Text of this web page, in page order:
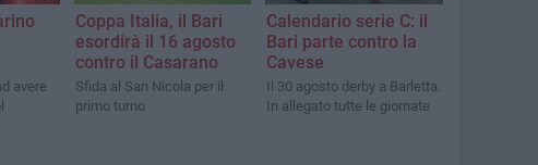
avere
Coppa Italia, il Bari
esordirà il 16 agosto
contro il Casarano
Sfida al San Nicola per il
primo turno
Calendario serie C: il
Bari parte contro la
Cavese
Il 30 agosto derby a Barletta.
In allegato tutte le giornate